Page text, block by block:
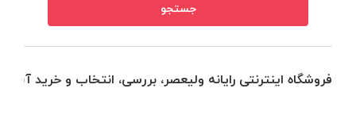
فروشگاه اینترنتی رایانه ولیعصر، بررسی، انتخاب و خرید